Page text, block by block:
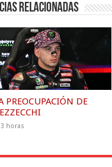
relacionadas
PREOCUPACIÓN DE
3 horas